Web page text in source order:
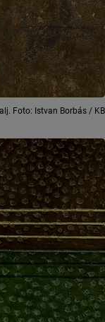
Foto: Istvan Borbás / KB